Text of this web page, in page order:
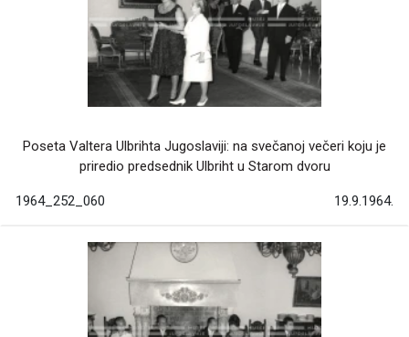
Poseta Valtera Ulbrihta Jugoslaviji: na svečanoj večeri koju je
priredio predsednik Ulbriht u Starom dvoru
1964_252_060 19.9.1964.